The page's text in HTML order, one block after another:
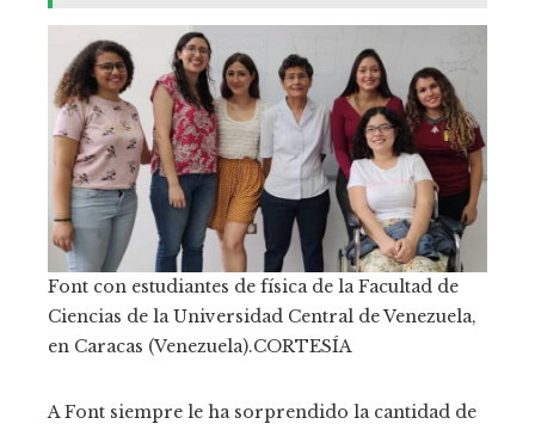
Font con estudiantes de física de la Facultad de
Ciencias de la Universidad Central de Venezuela,
en Caracas (Venezuela).CORTESÍA
A Font siempre le ha sorprendido la cantidad de